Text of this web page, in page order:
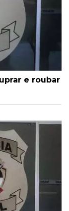
e roubar